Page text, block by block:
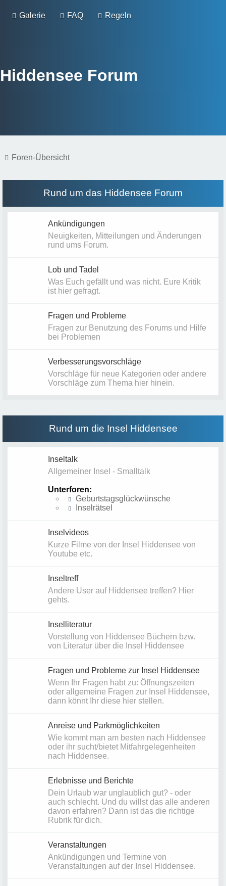
Galerie FAQ Regeln
Hiddensee Forum
Foren-Übersicht
Rund um das Hiddensee Forum
Ankündigungen
Neuigkeiten, Mitteilungen und Änderungen
rund ums Forum.
Lob und Tadel
Was Euch gefällt und was nicht. Eure Kritik
ist hier gefragt.
Fragen und Probleme
Fragen zur Benutzung des Forums und Hilfe
bei Problemen
Verbesserungsvorschläge
Vorschläge für neue Kategorien oder andere
Vorschläge zum Thema hier hinein.
Rund um die Insel Hiddensee
Inseltalk
Allgemeiner Insel - Smalltalk
Unterforen:
Geburtstagsglückwünsche
Inselrätsel
Inselvideos
Kurze Filme von der Insel Hiddensee von
Youtube etc.
Inseltreff
Andere User auf Hiddensee treffen? Hier
gehts.
Inselliteratur
Vorstellung von Hiddensee Büchern bzw.
von Literatur über die Insel Hiddensee
Fragen und Probleme zur Insel Hiddensee
Wenn Ihr Fragen habt zu: Öffnungszeiten
oder allgemeine Fragen zur Insel Hiddensee,
dann könnt Ihr diese hier stellen.
Anreise und Parkmöglichkeiten
Wie kommt man am besten nach Hiddensee
oder ihr sucht/bietet Mitfahrgelegenheiten
nach Hiddensee.
Erlebnisse und Berichte
Dein Urlaub war unglaublich gut? - oder
auch schlecht. Und du willst das alle anderen
davon erfahren? Dann ist das die richtige
Rubrik für dich.
Veranstaltungen
Ankündigungen und Termine von
Veranstaltungen auf der Insel Hiddensee.